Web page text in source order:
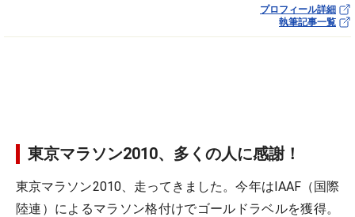
プロフィール詳細
執筆記事一覧
東京マラソン2010、多くの人に感謝！
東京マラソン2010、走ってきました。今年はIAAF（国際
陸連）によるマラソン格付けでゴールドラベルを獲得。